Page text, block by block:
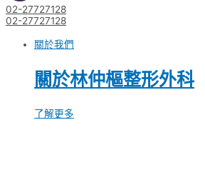
02-27727128
02-27727128
關於我們
關於林仲樞整形外科
了解更多